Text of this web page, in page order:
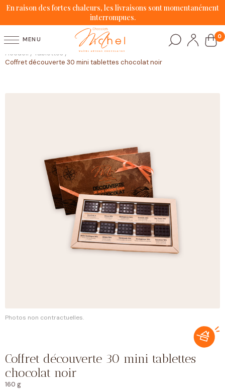
En raison des fortes chaleurs, les livraisons sont momentanément
interrompues.
MENU 0
Accueil / Tablettes /
Coffret découverte 30 mini tablettes chocolat noir
Photos non contractuelles.
Coffret découverte 30 mini tablettes
chocolat noir
160 g